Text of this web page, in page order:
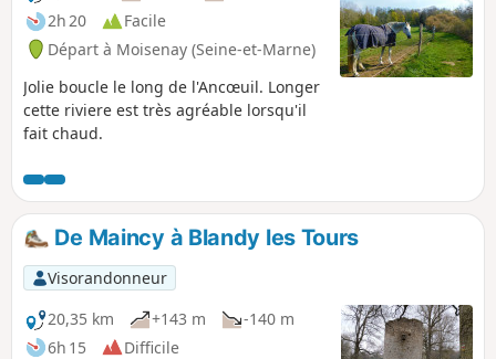
2h 20
Facile
Départ à Moisenay (Seine-et-Marne)
Jolie boucle le long de l'Ancœuil. Longer
cette riviere est très agréable lorsqu'il
fait chaud.
De Maincy à Blandy les Tours
Visorandonneur
20,35 km
+143 m
-140 m
6h 15
Difficile